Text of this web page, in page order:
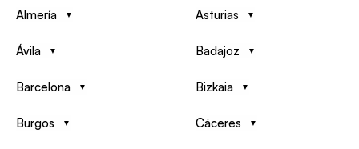
Almería Asturias
Ávila Badajoz
Barcelona Bizkaia
Burgos Cáceres